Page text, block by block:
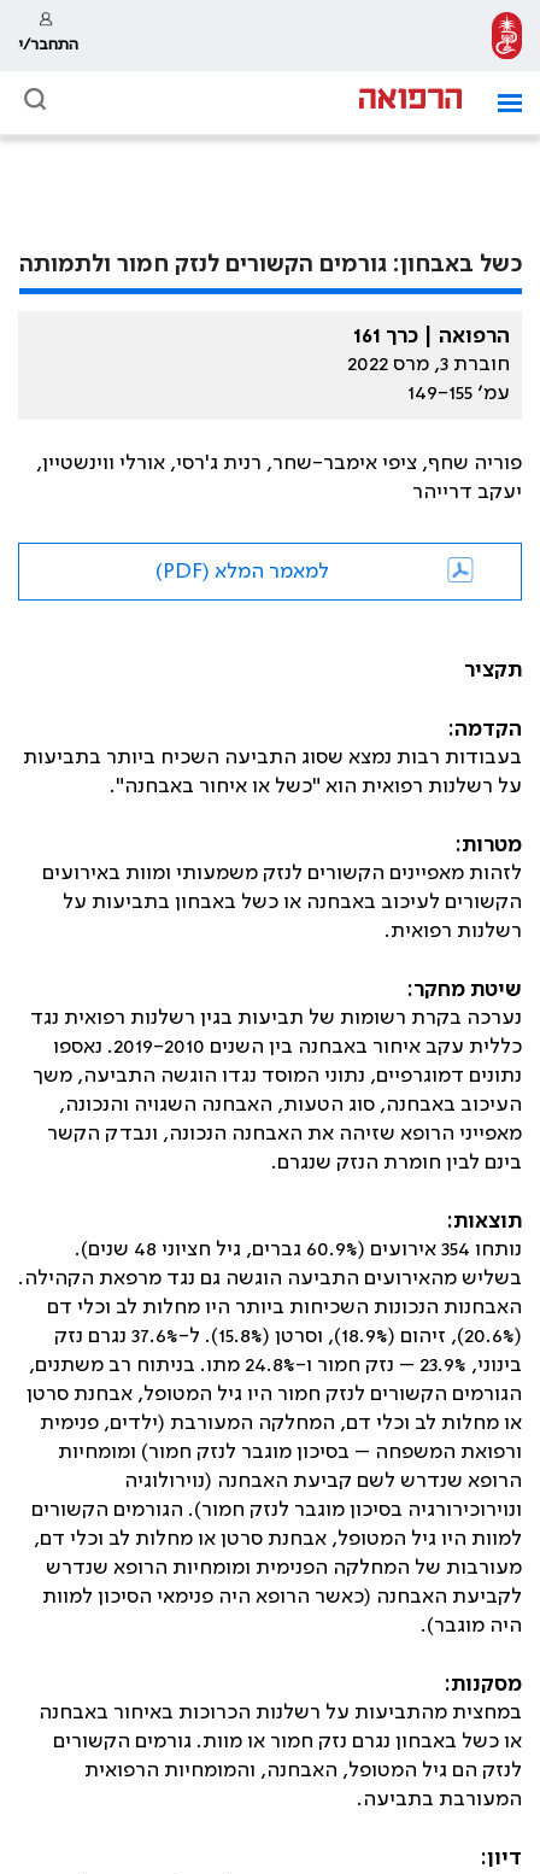
התחבר/י
כשל באבחון: גורמים הקשורים לנזק חמור ולתמותה
הרפואה | כרך 161
חוברת 3, מרס 2022
עמ׳ 149-155
פוריה שחף, ציפי אימבר-שחר, רנית ג'רסי, אורלי ווינשטיין,
יעקב דרייהר
למאמר המלא (PDF)
תקציר
הקדמה:
בעבודות רבות נמצא שסוג התביעה השכיח ביותר בתביעות
על רשלנות רפואית הוא "כשל או איחור באבחנה".
מטרות:
לזהות מאפיינים הקשורים לנזק משמעותי ומוות באירועים
הקשורים לעיכוב באבחנה או כשל באבחון בתביעות על
רשלנות רפואית.
שיטת מחקר:
נערכה בקרת רשומות של תביעות בגין רשלנות רפואית נגד
כללית עקב איחור באבחנה בין השנים 2019-2010. נאספו
נתונים דמוגרפיים, נתוני המוסד נגדו הוגשה התביעה, משך
העיכוב באבחנה, סוג הטעות, האבחנה השגויה והנכונה,
מאפייני הרופא שזיהה את האבחנה הנכונה, ונבדק הקשר
בינם לבין חומרת הנזק שנגרם.
תוצאות:
נותחו 354 אירועים (60.9% גברים, גיל חציוני 48 שנים).
בשליש מהאירועים התביעה הוגשה גם נגד מרפאת הקהילה.
האבחנות הנכונות השכיחות ביותר היו מחלות לב וכלי דם
(20.6%), זיהום (18.9%), וסרטן (15.8%). ל-37.6% נגרם נזק
בינוני, 23.9% – נזק חמור ו-24.8% מתו. בניתוח רב משתנים,
הגורמים הקשורים לנזק חמור היו גיל המטופל, אבחנת סרטן
או מחלות לב וכלי דם, המחלקה המעורבת (ילדים, פנימית
ורפואת המשפחה – בסיכון מוגבר לנזק חמור) ומומחיות
הרופא שנדרש לשם קביעת האבחנה (נוירולוגיה
ונוירוכירורגיה בסיכון מוגבר לנזק חמור). הגורמים הקשורים
למוות היו גיל המטופל, אבחנת סרטן או מחלות לב וכלי דם,
מעורבות של המחלקה הפנימית ומומחיות הרופא שנדרש
לקביעת האבחנה (כאשר הרופא היה פנימאי הסיכון למוות
היה מוגבר).
מסקנות:
במחצית מהתביעות על רשלנות הכרוכות באיחור באבחנה
או כשל באבחון נגרם נזק חמור או מוות. גורמים הקשורים
לנזק הם גיל המטופל, האבחנה, והמומחיות הרפואית
המעורבת בתביעה.
דיון: